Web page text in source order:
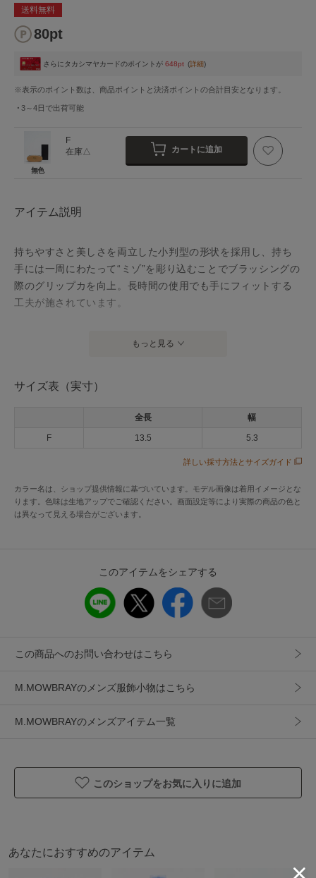
送料無料
80pt
さらにタカシマヤカードのポイントが 648pt (詳細)
※表示のポイント数は、商品ポイントと決済ポイントの合計目安となります。
3～4日 で出荷可能
無色
F
在庫△
カートに追加
アイテム説明
持ちやすさと美しさを両立した小判型の形状を採用し、持ち
手には一周にわたって“ミゾ”を彫り込むことでブラッシングの
際のグリップカを向上。長時間の使用でも手にフィットする
工夫が施されています。
靴磨きの基本であるホコリ落としに最適でありながら、毛足
アイテム情報
メンズ
製造国 詳細は下記よりお問い合わせください
ギフト 可
もっと見る
サイズ表（実寸）
全長 幅
F 13.5 5.3
詳しい採寸方法とサイズガイド
カラー名は、ショップ提供情報に基づいています。モデル画像は着用イメージとな
ります。色味は生地アップでご確認ください。画面設定等により実際の商品の色と
は異なって見える場合がございます。
このアイテムをシェアする
この商品へのお問い合わせはこちら
M.MOWBRAYのメンズ服飾小物はこちら
M.MOWBRAYのメンズアイテム一覧
このショップをお気に入りに追加
あなたにおすすめのアイテム